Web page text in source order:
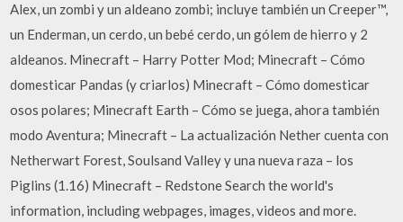
Alex, un zombi y un aldeano zombi; incluye también un Creeper™,
un Enderman, un cerdo, un bebé cerdo, un gólem de hierro y 2
aldeanos. Minecraft – Harry Potter Mod; Minecraft – Cómo
domesticar Pandas (y criarlos) Minecraft – Cómo domesticar
osos polares; Minecraft Earth – Cómo se juega, ahora también
modo Aventura; Minecraft – La actualización Nether cuenta con
Netherwart Forest, Soulsand Valley y una nueva raza – los
Piglins (1.16) Minecraft – Redstone Search the world's
information, including webpages, images, videos and more.